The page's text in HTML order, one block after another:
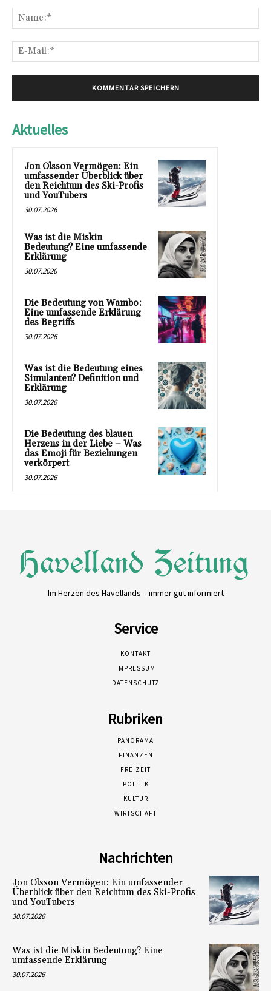
Aktuelles
Jon Olsson Vermögen: Ein
umfassender Überblick über
den Reichtum des Ski-Profis
und YouTubers
30.07.2026
Was ist die Miskin
Bedeutung? Eine umfassende
Erklärung
30.07.2026
Die Bedeutung von Wambo:
Eine umfassende Erklärung
des Begriffs
30.07.2026
Was ist die Bedeutung eines
Simulanten? Definition und
Erklärung
30.07.2026
Die Bedeutung des blauen
Herzens in der Liebe – Was
das Emoji für Beziehungen
verkörpert
30.07.2026
Im Herzen des Havellands – immer gut informiert
Service
KONTAKT
IMPRESSUM
DATENSCHUTZ
Rubriken
PANORAMA
FINANZEN
FREIZEIT
POLITIK
KULTUR
WIRTSCHAFT
Nachrichten
Jon Olsson Vermögen: Ein umfassender
Überblick über den Reichtum des Ski-Profis
und YouTubers
30.07.2026
Was ist die Miskin Bedeutung? Eine
umfassende Erklärung
30.07.2026